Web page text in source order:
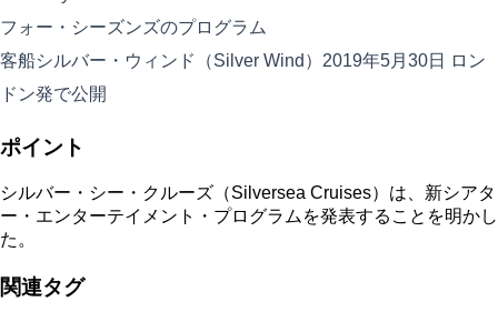
フォー・シーズンズのプログラム
客船シルバー・ウィンド（Silver Wind）2019年5月30日 ロン
ドン発で公開
ポイント
シルバー・シー・クルーズ（Silversea Cruises）は、新シアタ
ー・エンターテイメント・プログラムを発表することを明かし
た。
関連タグ